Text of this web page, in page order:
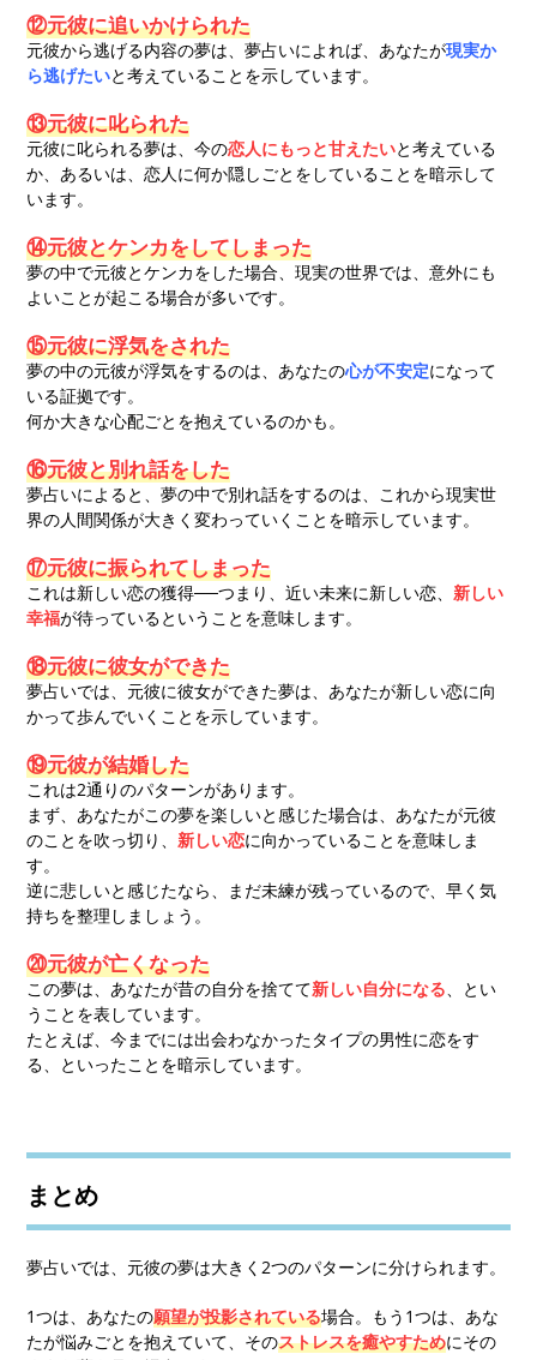
⑫元彼に追いかけられた
元彼から逃げる内容の夢は、夢占いによれば、あなたが現実か
ら逃げたいと考えていることを示しています。
⑬元彼に叱られた
元彼に叱られる夢は、今の恋人にもっと甘えたいと考えている
か、あるいは、恋人に何か隠しごとをしていることを暗示して
います。
⑭元彼とケンカをしてしまった
夢の中で元彼とケンカをした場合、現実の世界では、意外にも
よいことが起こる場合が多いです。
⑮元彼に浮気をされた
夢の中の元彼が浮気をするのは、あなたの心が不安定になって
いる証拠です。
何か大きな心配ごとを抱えているのかも。
⑯元彼と別れ話をした
夢占いによると、夢の中で別れ話をするのは、これから現実世
界の人間関係が大きく変わっていくことを暗示しています。
⑰元彼に振られてしまった
これは新しい恋の獲得──つまり、近い未来に新しい恋、新しい
幸福が待っているということを意味します。
⑱元彼に彼女ができた
夢占いでは、元彼に彼女ができた夢は、あなたが新しい恋に向
かって歩んでいくことを示しています。
⑲元彼が結婚した
これは2通りのパターンがあります。
まず、あなたがこの夢を楽しいと感じた場合は、あなたが元彼
のことを吹っ切り、新しい恋に向かっていることを意味しま
す。
逆に悲しいと感じたなら、まだ未練が残っているので、早く気
持ちを整理しましょう。
⑳元彼が亡くなった
この夢は、あなたが昔の自分を捨てて新しい自分になる、とい
うことを表しています。
たとえば、今までには出会わなかったタイプの男性に恋をす
る、といったことを暗示しています。
まとめ
夢占いでは、元彼の夢は大きく2つのパターンに分けられます。
1つは、あなたの願望が投影されている場合。もう1つは、あな
たが悩みごとを抱えていて、そのストレスを癒やすためにその